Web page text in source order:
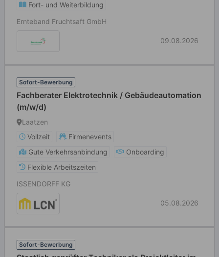
Fort- und Weiterbildung
Ernteband Fruchtsaft GmbH
09.08.2026
Sofort-Bewerbung
Fachberater Elektrotechnik / Gebäudeautomation
(m/w/d)
Laatzen
Vollzeit
Firmenevents
Gute Verkehrsanbindung
Onboarding
Flexible Arbeitszeiten
ISSENDORFF KG
05.08.2026
Sofort-Bewerbung